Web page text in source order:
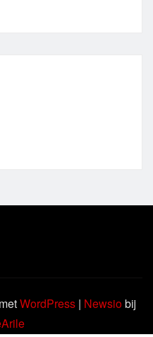
WordPress | Newsiobij